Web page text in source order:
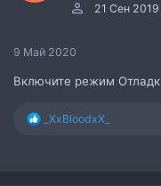
21 Сен 2019
9 Май 2020
Включите режим
Р_XxBloodxX_